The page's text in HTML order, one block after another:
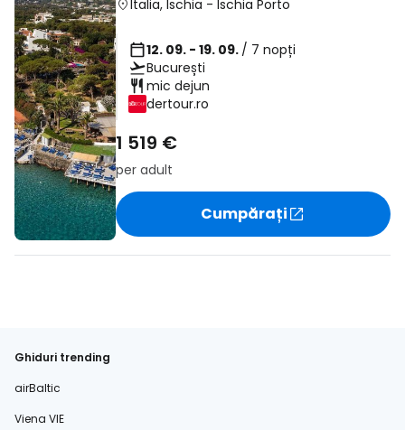
Italia, Ischia - Ischia Porto
12. 09. - 19. 09. / 7 nopți
București
mic dejun
dertour.ro
1 519 €
per adult
Cumpărați
Ghiduri trending
airBaltic
Viena VIE